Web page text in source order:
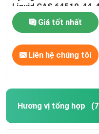
Liquid CAS 64519-44-4
Giá tốt nhất
Liên hệ chúng tôi
Hương vị tổng hợp